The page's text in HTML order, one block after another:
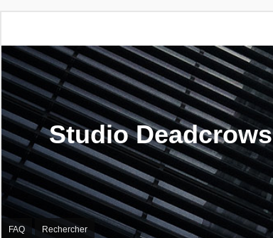
Studio Deadcrows
FAQ Rechercher